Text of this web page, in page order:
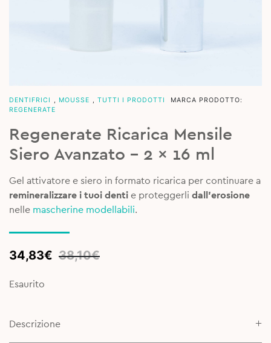
DENTIFRICI , MOUSSE , TUTTI I PRODOTTI
MARCA PRODOTTO:
REGENERATE
Regenerate Ricarica Mensile
Siero Avanzato – 2 x 16 ml
Gel attivatore e siero in formato ricarica per continuare a
remineralizzare i tuoi denti e proteggerli dall’erosione
nelle mascherine modellabili.
38,10€
Original
was:
34,83€
Current
is:
Esaurito
Descrizione